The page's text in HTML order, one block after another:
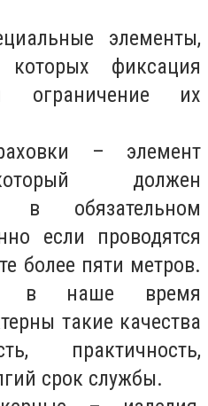
элементы,
фиксация
ограничение их
– элемент
должен
в обязательном
если проводятся
более пяти метров.
в наше время
такие качества
практичность,
срок службы.